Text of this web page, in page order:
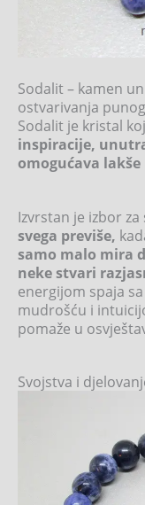
Sodalit – kamen
ostvarivanja
Sodalit je kristal
inspiracije,
omogućava
Izvrstan je izbor
svega previše,
samo malo mira
neke stvari
energijom spaja
mudrošću i
pomaže u
Svojstva i